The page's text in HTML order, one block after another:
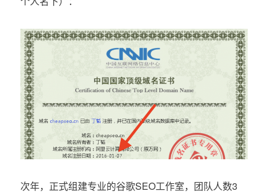
次年，正式组建专业的谷歌SEO工作室，团队人数3